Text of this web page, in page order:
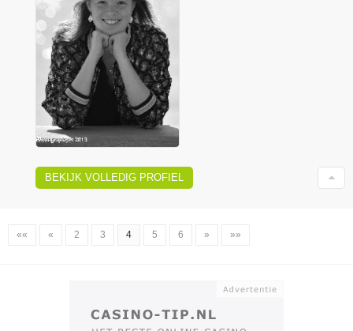
BEKIJK VOLLEDIG PROFIEL
«« « 2 3 4 5 6 » »»